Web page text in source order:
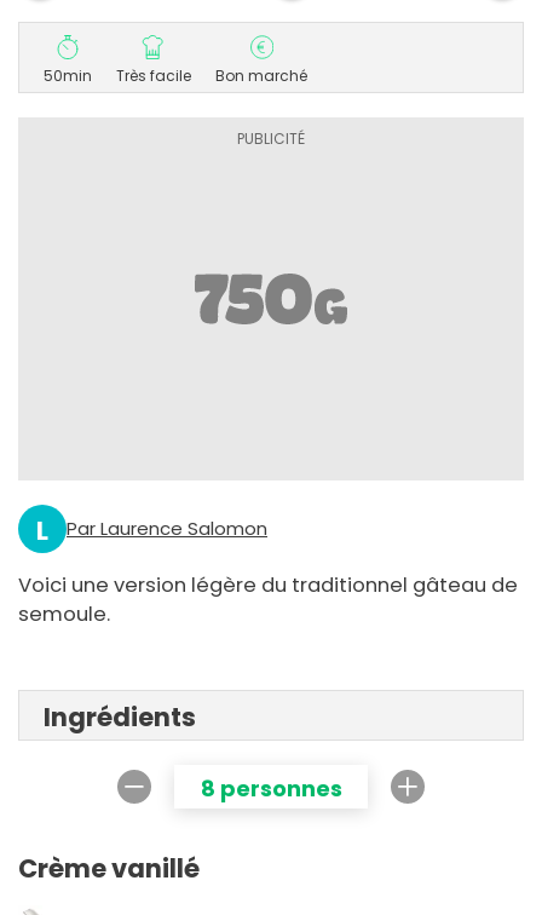
50min Très facile Bon marché
L Par Laurence Salomon
Voici une version légère du traditionnel gâteau de
semoule.
Ingrédients
8 personnes
Crème vanillé